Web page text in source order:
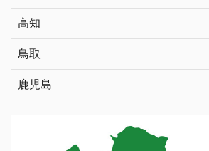
高知
鳥取
鹿児島